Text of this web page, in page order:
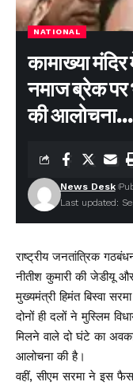
NATIONAL
कामाख्या
नमाज ब्रेक पर
की आलोचना…
Last updated:
News Desk
राष्ट्रीय जनतांत्रिक
नीतीश कुमारी की जेडीयू
मुख्यमंत्री हिमंत बिस्वा
दोनों ही दलों ने मुस्लिम
मिलने वाले दो घंटे का
आलोचना की है।
वहीं, सीएम सरमा ने इस